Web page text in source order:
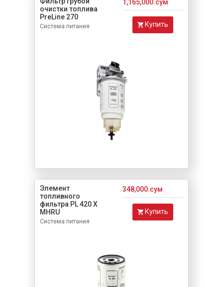
очистки топлива
PreLine 270
Система питания
1,165,000.сум
Купить
Элемент
топливного
фильтра PL 420 X
MHRU
Система питания
348,000.сум
Купить